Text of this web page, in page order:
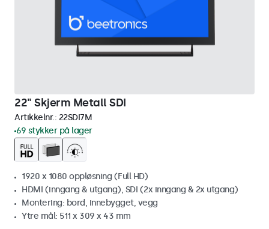
22" Skjerm Metall SDI
Artikkelnr.: 22SDI7M
69 stykker på lager
1920 x 1080 oppløsning (Full HD)
HDMI (inngang & utgang), SDI (2x inngang & 2x utgang)
Montering: bord, innebygget, vegg
Ytre mål: 511 x 309 x 43 mm